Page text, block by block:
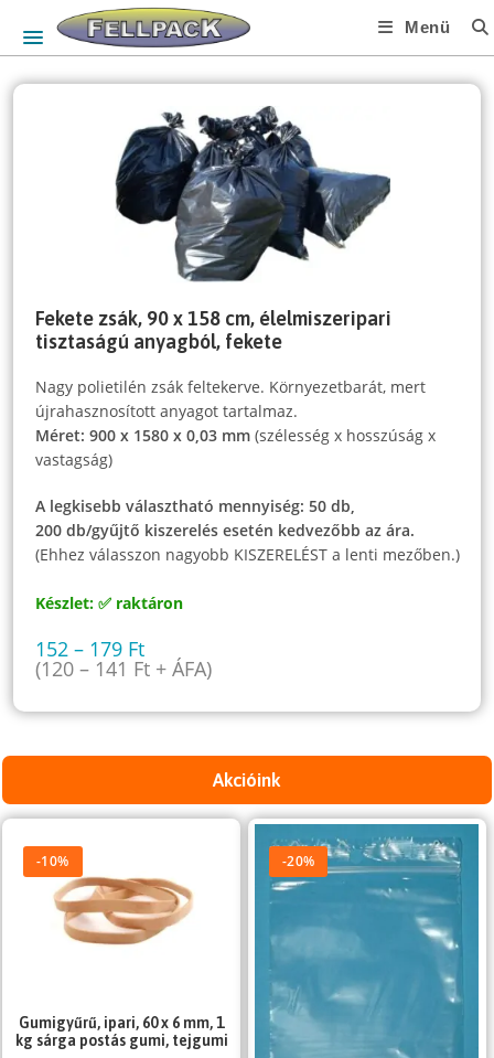
Menü
Fekete zsák, 90 x 158 cm, élelmiszeripari
tisztaságú anyagból, fekete
Nagy polietilén zsák feltekerve. Környezetbarát, mert
újrahasznosított anyagot tartalmaz.
Méret: 900 x 1580 x 0,03 mm (szélesség x hosszúság x
vastagság)
A legkisebb választható mennyiség: 50 db,
200 db/gyűjtő kiszerelés esetén kedvezőbb az ára.
(Ehhez válasszon nagyobb KISZERELÉST a lenti mezőben.)
Készlet: ✅ raktáron
152– 179 Ft
(120– 141 Ft + ÁFA)
Akcióink
-10%
Gumigyűrű, ipari, 60 x 6 mm, 1
kg sárga postás gumi, tejgumi
-20%